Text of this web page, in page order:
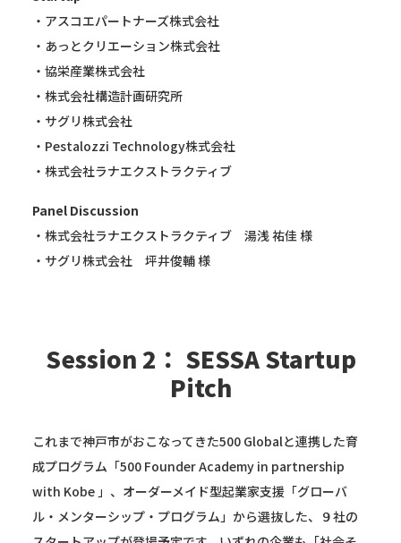
・アスコエパートナーズ株式会社
・あっとクリエーション株式会社
・協栄産業株式会社
・株式会社構造計画研究所
・サグリ株式会社
・Pestalozzi Technology株式会社
・株式会社ラナエクストラクティブ
Panel Discussion
・株式会社ラナエクストラクティブ 湯浅 祐佳 様
・サグリ株式会社 坪井俊輔 様
Session 2： SESSA Startup
Pitch
これまで神戸市がおこなってきた500 Globalと連携した育
成プログラム「500 Founder Academy in partnership
with Kobe 」、オーダーメイド型起業家支援「グローバ
ル・メンターシップ・プログラム」から選抜した、９社の